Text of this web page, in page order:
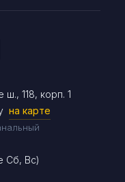
118, корп. 1
на карте
Сб, Вс)